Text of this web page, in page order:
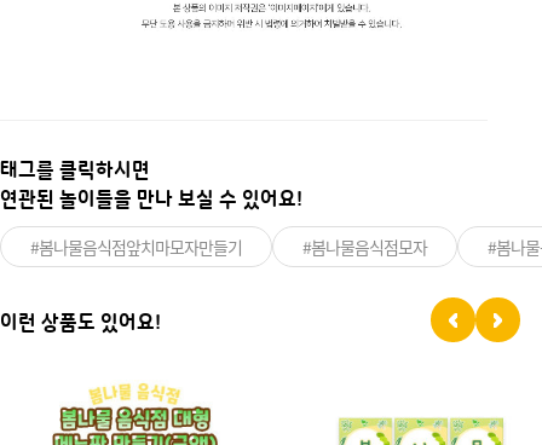
태그를 클릭하시면
연관된 놀이들을 만나 보실 수 있어요!
#봄나물음식점앞치마모자만들기 #봄나물음식점모자 #봄나
이런 상품도 있어요!